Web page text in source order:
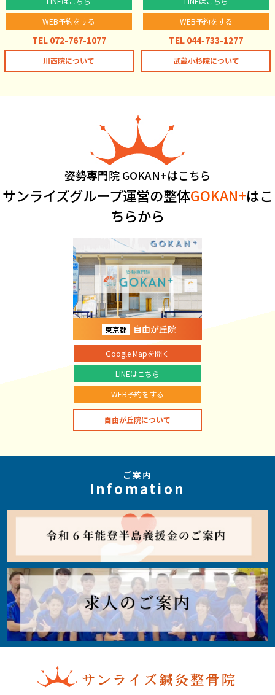
WEB予約をする
TEL 072-767-1077
川西院について
WEB予約をする
TEL 044-733-1277
武蔵小杉院について
姿勢専門院 GOKAN+はこちら
サンライズグループ運営の整体GOKAN+はこ
ちらから
東京都 自由が丘院
Google Mapを開く
LINEはこちら
WEB予約をする
自由が丘院について
ご案内
Infomation